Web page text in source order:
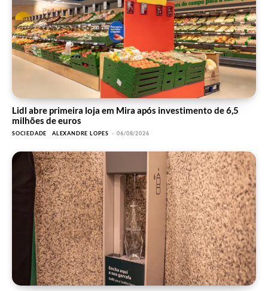
Lidl abre primeira loja em Mira após investimento de 6,5
milhões de euros
SOCIEDADE ALEXANDRE LOPES - 06/08/2026